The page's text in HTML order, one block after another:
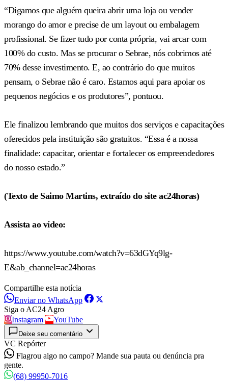
“Digamos que alguém queira abrir uma loja ou vender
morango do amor e precise de um layout ou embalagem
profissional. Se fizer tudo por conta própria, vai arcar com
100% do custo. Mas se procurar o Sebrae, nós cobrimos até
70% desse investimento. E, ao contrário do que muitos
pensam, o Sebrae não é caro. Estamos aqui para apoiar os
pequenos negócios e os produtores”, pontuou.
Ele finalizou lembrando que muitos dos serviços e capacitações
oferecidos pela instituição são gratuitos. “Essa é a nossa
finalidade: capacitar, orientar e fortalecer os empreendedores
do nosso estado.”
(Texto de Saimo Martins, extraído do site ac24horas)
Assista ao vídeo:
https://www.youtube.com/watch?v=63dGYq9lg-
E&ab_channel=ac24horas
Compartilhe esta notícia
Enviar no WhatsApp
Siga o AC24 Agro
Instagram
YouTube
Deixe seu comentário
VC Repórter
Flagrou algo no campo? Mande sua pauta ou denúncia pra
gente.
(68) 99950-7016